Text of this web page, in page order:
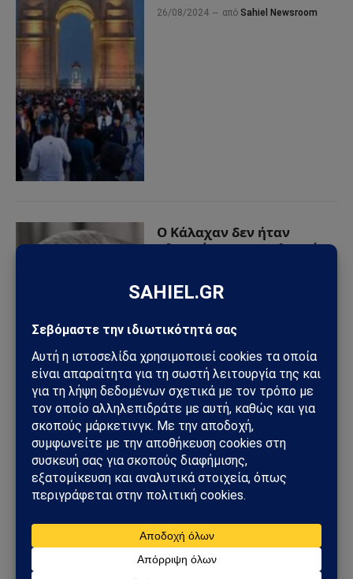
26/08/2024 από Sahiel Newsroom
Ο Κάλαχαν δεν ήταν
«θετικός για την πλευρά
22/08/2024 από
Η Γερμανία και η Βρετανία
συλλαμβάνουν ύποπτους
Κινέζους κατασκόπους